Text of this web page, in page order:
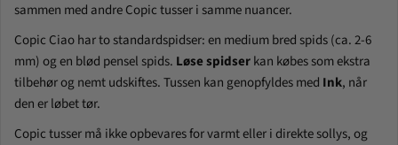
sammen med andre Copic tusser i samme nuancer.
Copic Ciao har to standardspidser: en medium bred spids (ca. 2-6
mm) og en blød pensel spids. Løse spidserkan købes som ekstra
tilbehør og nemt udskiftes. Tussen kan genopfyldes med Ink, når
den er løbet tør.
Copic tusser må ikke opbevares for varmt eller i direkte sollys, og